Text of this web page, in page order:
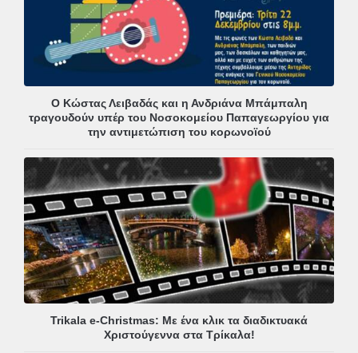
Ο Κώστας Λειβαδάς και η Ανδριάνα Μπάμπαλη
τραγουδούν υπέρ του Νοσοκομείου Παπαγεωργίου για
την αντιμετώπιση του κορωνοϊού
Trikala e-Christmas: Με ένα κλικ τα διαδικτυακά
Χριστούγεννα στα Τρίκαλα!